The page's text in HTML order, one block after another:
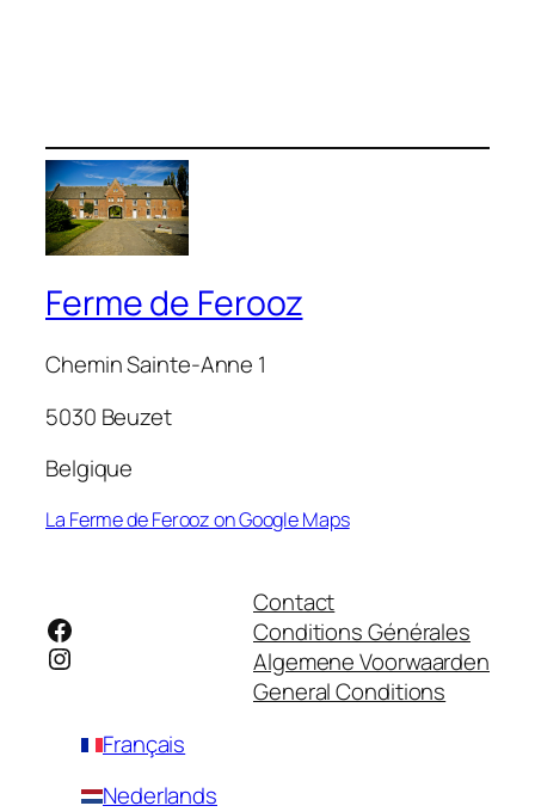
Ferme de Ferooz
Chemin Sainte-Anne 1
5030 Beuzet
Belgique
La Ferme de Ferooz on Google Maps
Facebook
Instagram
Contact
Conditions Générales
Algemene Voorwaarden
General Conditions
Français
Nederlands